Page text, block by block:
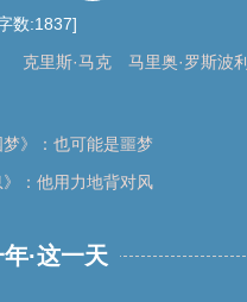
数:1837]
克里斯·马克 马里奥·罗斯波利
梦》：也可能是噩梦
》：他用力地背对风
·这一天